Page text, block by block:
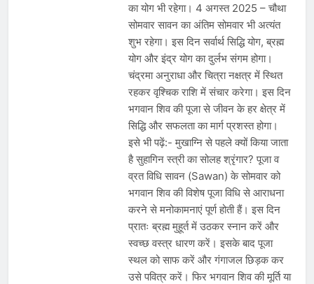
का योग भी रहेगा। 4 अगस्त 2025 – चौथा
सोमवार सावन का अंतिम सोमवार भी अत्यंत
शुभ रहेगा। इस दिन सर्वार्थ सिद्धि योग, ब्रह्म
योग और इंद्र योग का दुर्लभ संगम होगा।
चंद्रमा अनुराधा और चित्रा नक्षत्र में स्थित
रहकर वृश्चिक राशि में संचार करेगा। इस दिन
भगवान शिव की पूजा से जीवन के हर क्षेत्र में
सिद्धि और सफलता का मार्ग प्रशस्त होगा।
इसे भी पढ़ें:- मुखाग्नि से पहले क्यों किया जाता
है सुहागिन स्त्री का सोलह श्रृंगार? पूजा व
व्रत विधि सावन (Sawan) के सोमवार को
भगवान शिव की विशेष पूजा विधि से आराधना
करने से मनोकामनाएं पूर्ण होती हैं। इस दिन
प्रातः ब्रह्म मुहूर्त में उठकर स्नान करें और
स्वच्छ वस्त्र धारण करें। इसके बाद पूजा
स्थल को साफ करें और गंगाजल छिड़क कर
उसे पवित्र करें। फिर भगवान शिव की मूर्ति या